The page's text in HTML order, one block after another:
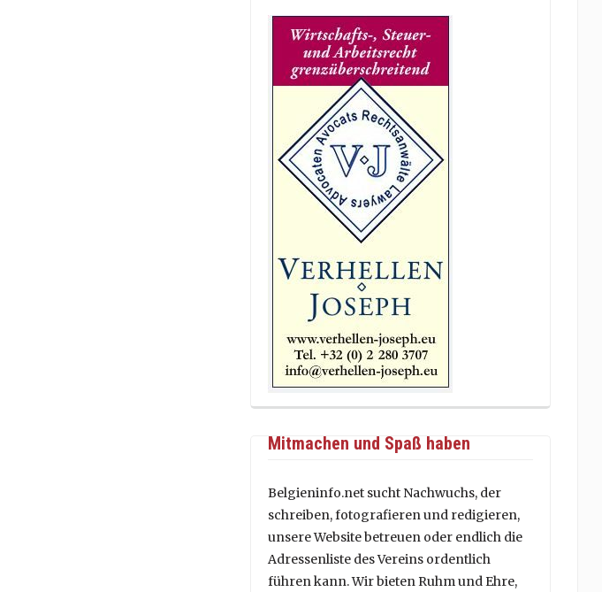
Mitmachen und Spaß haben
Belgieninfo.net sucht Nachwuchs, der
schreiben, fotografieren und redigieren,
unsere Website betreuen oder endlich die
Adressenliste des Vereins ordentlich
führen kann. Wir bieten Ruhm und Ehre,